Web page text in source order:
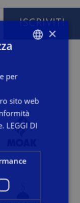
ISCRIVITI
della
FRENCH
×
per
sito web
LEGGI DI